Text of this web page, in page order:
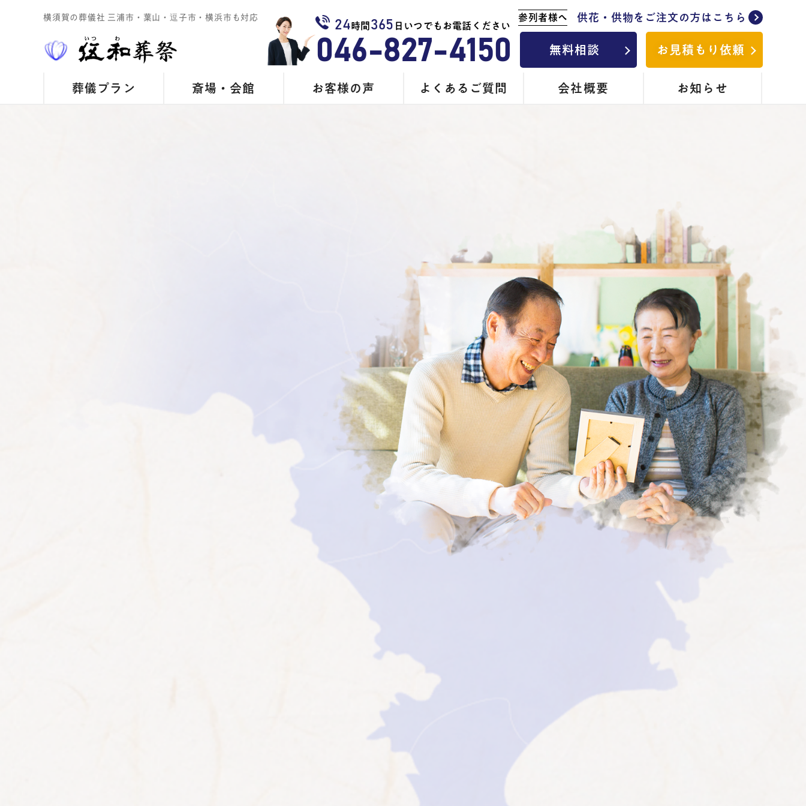
横須賀の葬儀社 三浦市・葉山・逗子市・横浜市も対応 参列者様へ 供花・供物をご注文の方はこちら
無料相談 お見積もり依頼
24 時間 365 日いつでもお電話ください
046-827-4150
葬儀プラン 斎場・会館 お客様の声 よくあるご質問 会社概要 お知らせ